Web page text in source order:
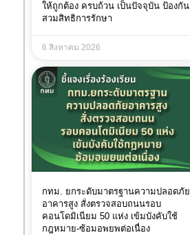
ให้ถูกต้อง ครบถ้วน เป็นปัจจุบัน ป้องกัน
สวมสิทธิการรักษา
6 สิงหาคม 2026
กทม. ยกระดับมาตรฐานความปลอดภัย
อาคารสูง สั่งตรวจสอบถนนรอบ
คอนโดมิเนียม 50 แห่ง เข้มบังคับใช้
กฎหมาย-ซ้อมอพยพต่อเนื่อง